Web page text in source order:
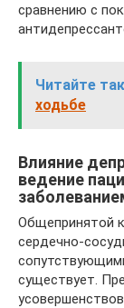
сравнению с
Читайте
ходьбе
Влияние
ведение
Общепринятой
сердечно-
существует.